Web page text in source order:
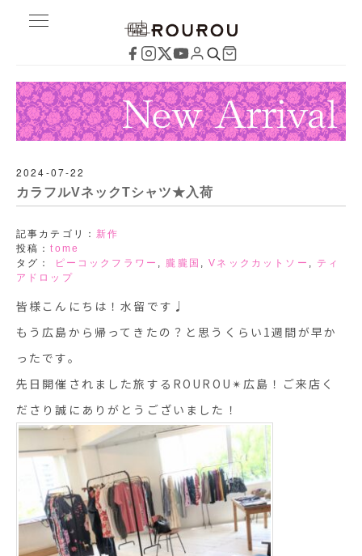
2024-07-22
カラフルVネックTシャツ★入荷
記事カテゴリ： 新作
投稿：tome
タグ：
ピーコックフラワー 朧朧国 ,Vネックカットソー
ティ
アドロップ
皆様こんにちは！水留です♩
もう広島から帰ってきたの？と思うくらい1週間が早か
ったです。
先日開催されました旅するROUROU✴︎広島！ご来店く
ださり誠にありがとうございました！